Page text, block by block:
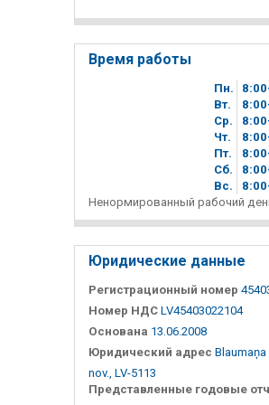
Время работы
Пн. 8 00
Вт.
8 00
Ср.
8 00
Чт.
8 00
Пт.
8 00
Сб.
8 00
Вc.
8 00
Ненормированный рабочий
Юридические данные
Регистрационный номер
Номер НДС LV45403022104
Основана 13.06.2008
Юридический адрес
nov., LV-5113
Представленные годовые